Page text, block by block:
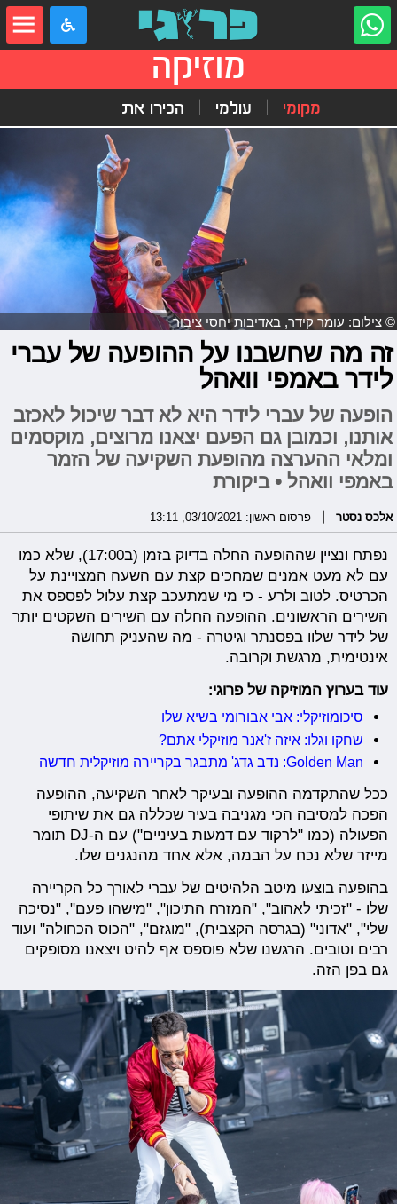
מוזיקה
מקומי עולמי הכירו את
© צילום: עומר קידר, באדיבות יחסי ציבור
זה מה שחשבנו על ההופעה של עברי
לידר באמפי וואהל
הופעה של עברי לידר היא לא דבר שיכול לאכזב
אותנו, וכמובן גם הפעם יצאנו מרוצים, מוקסמים
ומלאי ההערצה מהופעת השקיעה של הזמר
באמפי וואהל • ביקורת
אלכס נסטר פרסום ראשון: 03/10/2021, 13:11
נפתח ונציין שההופעה החלה בדיוק בזמן (ב17:00), שלא כמו
עם לא מעט אמנים שמחכים קצת עם השעה המצויינת על
הכרטיס. לטוב ולרע - כי מי שמתעכב קצת עלול לפספס את
השירים הראשונים. ההופעה החלה עם השירים השקטים יותר
של לידר שלוו בפסנתר וגיטרה - מה שהעניק תחושה
אינטימית, מרגשת וקרובה.
עוד בערוץ המוזיקה של פרוגי:
סיכומוזיקלי: אבי אבורומי בשיא שלו
שחקו וגלו: איזה ז'אנר מוזיקלי אתם?
Golden Man: נדב גדג' מתבגר בקריירה מוזיקלית חדשה
ככל שהתקדמה ההופעה ובעיקר לאחר השקיעה, ההופעה
הפכה למסיבה הכי מגניבה בעיר שכללה גם את שיתופי
הפעולה (כמו "לרקוד עם דמעות בעיניים") עם ה-DJ תומר
מייזר שלא נכח על הבמה, אלא אחד מהנגנים שלו.
בהופעה בוצעו מיטב הלהיטים של עברי לאורך כל הקריירה
שלו - "זכיתי לאהוב", "המזרח התיכון", "מישהו פעם", "נסיכה
שלי", "אדוני" (בגרסה הקצבית), "מוגזם", "הכוס הכחולה" ועוד
רבים וטובים. הרגשנו שלא פוספס אף להיט ויצאנו מסופקים
גם בפן הזה.